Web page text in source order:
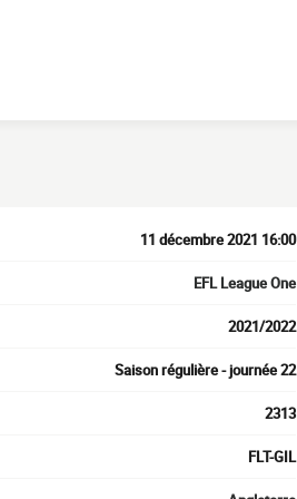
11 décembre 2021 16:00
EFL League One
2021/2022
Saison régulière - journée 22
2313
FLT-GIL